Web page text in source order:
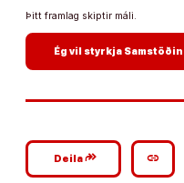
Þitt framlag skiptir máli.
Ég vil styrkja
Deilagoogle_plus_reshare link